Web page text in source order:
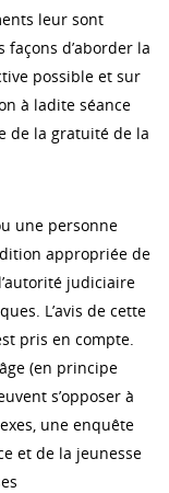
leur sont
d’aborder la
possible et sur
à ladite séance
de la gratuité de la
une personne
appropriée de
judiciaire
L’avis de cette
pris en compte.
(en principe
s’opposer à
une enquête
et de la jeunesse